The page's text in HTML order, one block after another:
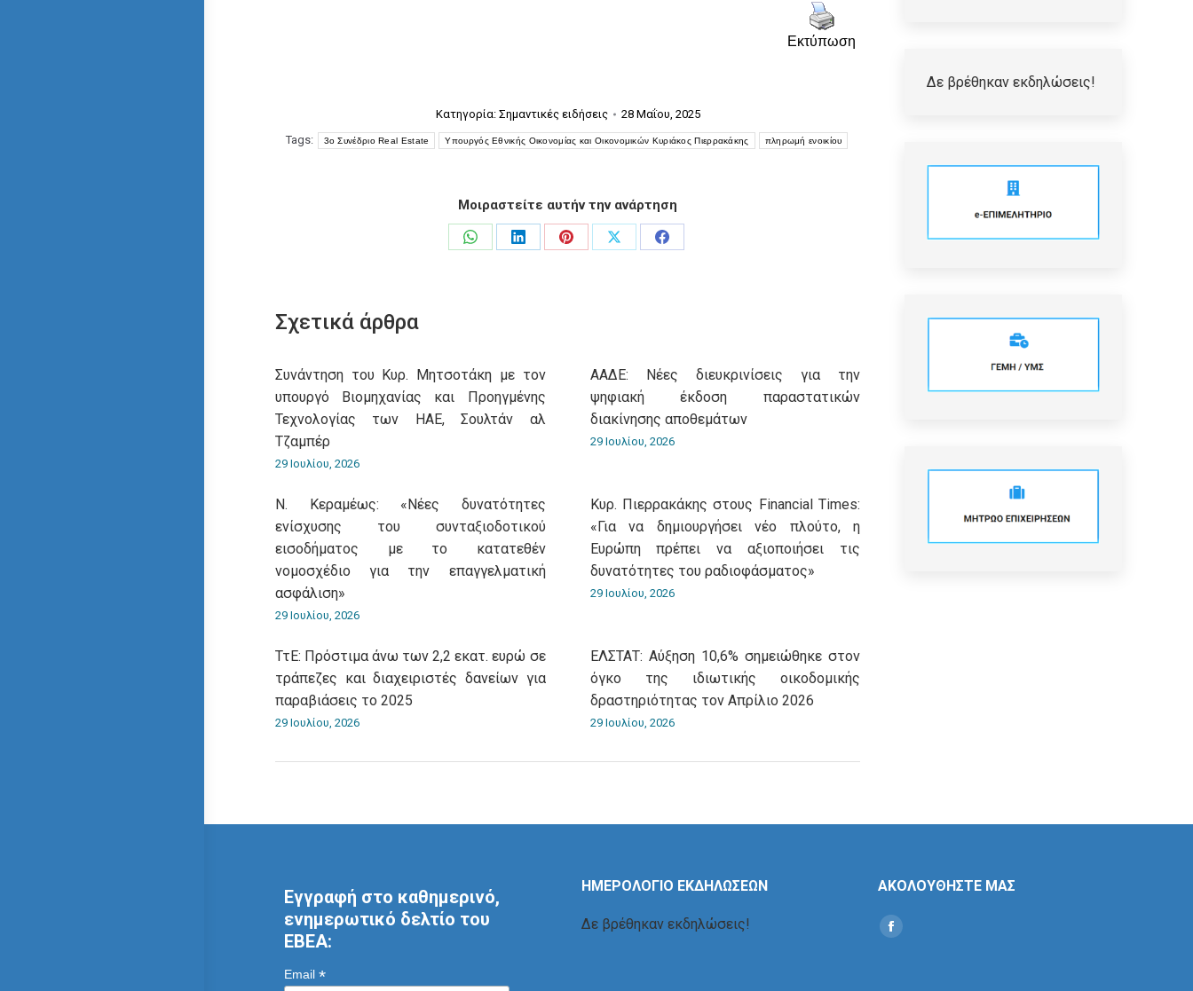
Εκτύπωση
Κατηγορία: Σημαντικές ειδήσεις
28 Μαΐου, 2025
Tags:
3ο Συνέδριο Real Estate Yπουργός Εθνικής Οικονομίας και Οικονομικών Κυριάκος Πιερρακάκης πληρωμή ενοικίου
Μοιραστείτε αυτήν την ανάρτηση
Share
Share
Share
Share
Share
Σχετικά άρθρα
Συνάντηση του Κυρ. Μητσοτάκη με τον
υπουργό Βιομηχανίας και Προηγμένης
Τεχνολογίας των ΗΑΕ, Σουλτάν αλ
Τζαμπέρ
29 Ιουλίου, 2026
ΑΑΔΕ: Νέες διευκρινίσεις για την
ψηφιακή έκδοση παραστατικών
διακίνησης αποθεμάτων
29 Ιουλίου, 2026
Ν. Κεραμέως: «Νέες δυνατότητες
ενίσχυσης του συνταξιοδοτικού
εισοδήματος με το κατατεθέν
νομοσχέδιο για την επαγγελματική
ασφάλιση»
29 Ιουλίου, 2026
Κυρ. Πιερρακάκης στους Financial Times:
«Για να δημιουργήσει νέο πλούτο, η
Ευρώπη πρέπει να αξιοποιήσει τις
δυνατότητες του ραδιοφάσματος»
29 Ιουλίου, 2026
ΤτΕ: Πρόστιμα άνω των 2,2 εκατ. ευρώ σε
τράπεζες και διαχειριστές δανείων για
παραβιάσεις το 2025
29 Ιουλίου, 2026
ΕΛΣΤΑΤ: Αύξηση 10,6% σημειώθηκε στον
όγκο της ιδιωτικής οικοδομικής
δραστηριότητας τον Απρίλιο 2026
29 Ιουλίου, 2026
Δε βρέθηκαν εκδηλώσεις!
Εγγραφή στο καθημερινό,
ενημερωτικό δελτίο του
ΕΒΕΑ:
Email *
ΗΜΕΡΟΛΟΓΙΟ ΕΚΔΗΛΩΣΕΩΝ
Δε βρέθηκαν εκδηλώσεις!
ΑΚΟΛΟΥΘΗΣΤΕ ΜΑΣ
Find us on:
Social